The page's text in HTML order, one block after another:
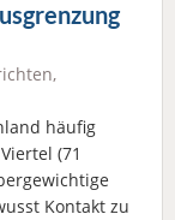
,
häufig
(71
Kontakt zu